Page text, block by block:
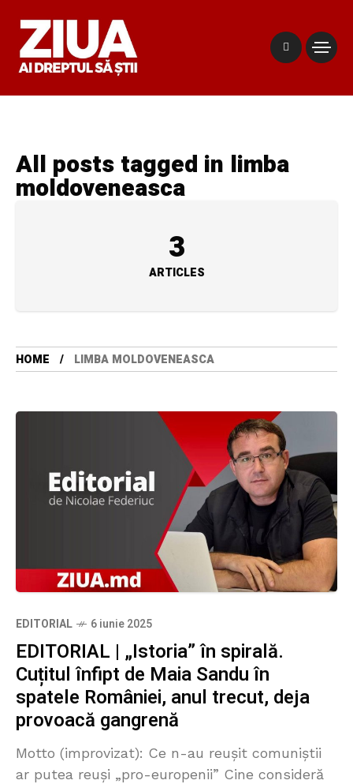
All posts tagged in limba
moldoveneasca
3
ARTICLES
HOME LIMBA MOLDOVENEASCA
EDITORIAL 6 iunie 2025
EDITORIAL | „Istoria” în spirală.
Cuțitul înfipt de Maia Sandu în
spatele României, anul trecut, deja
provoacă gangrenă
Motto (improvizat): Ce n-au reușit comuniștii
ar putea reuși „pro-europenii” Cine consideră